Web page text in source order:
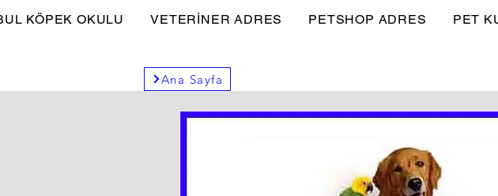
KÖPEK OKULU VETERİNER ADRES PETSHOP ADRES PET
Ana Sayfa